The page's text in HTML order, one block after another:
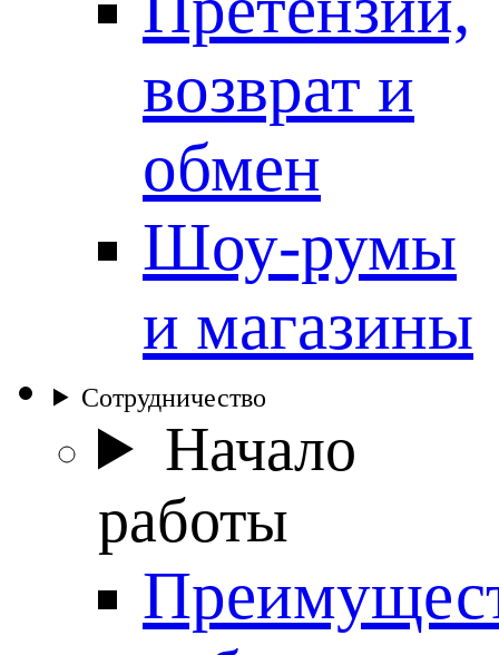
возврат и
обмен
Шоу-румы
и магазины
Сотрудничество
Начало
работы